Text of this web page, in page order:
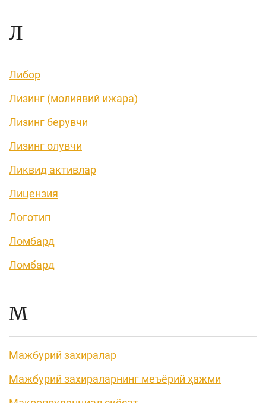
Л
Либор
Лизинг (молиявий ижара)
Лизинг берувчи
Лизинг олувчи
Ликвид активлар
Лицензия
Логотип
Ломбард
Ломбард
М
Мажбурий захиралар
Мажбурий захираларнинг меъёрий ҳажми